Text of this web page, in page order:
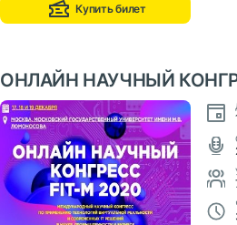
Купить билет
ОНЛАЙН НАУЧНЫЙ